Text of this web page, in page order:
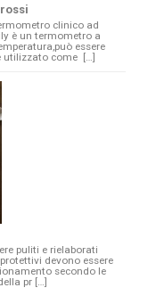
clinico ad
è un termometro a
essere
utilizzato come […]
puliti e rielaborati
devono essere
secondo le
pr […]